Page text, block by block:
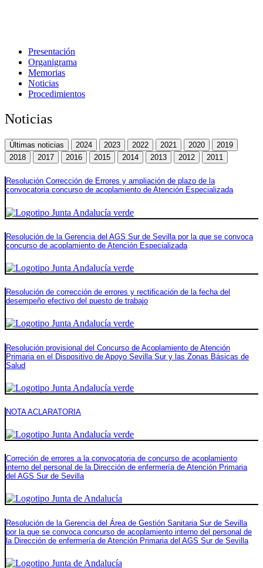
Presentación
Organigrama
Memorias
Noticias
Procedimientos
Noticias
Últimas noticias 2024 2023 2022 2021 2020
2019
2018
2017 2016 2015 2014 2013 2012 2011
Resolución Corrección de Errores y ampliación de plazo de la
convocatoria concurso de acoplamiento de Atención Especializada
Resolución de la Gerencia del AGS Sur de Sevilla por la que se convoca
concurso de acoplamiento de Atención Especializada
Resolución de corrección de errores y rectificación de la fecha del
desempeño efectivo del puesto de trabajo
Resolución provisional del Concurso de Acoplamiento de Atención
Primaria en el Dispositivo de Apoyo Sevilla Sur y las Zonas Básicas de
Salud
NOTA ACLARATORIA
Correción de errores a la convocatoria de concurso de acoplamiento
interno del personal de la Dirección de enfermería de Atención Primaria
del AGS Sur de Sevilla
Resolución de la Gerencia del Área de Gestión Sanitaria Sur de Sevilla
por la que se convoca concurso de acoplamiento interno del personal de
la Dirección de enfermería de Atención Primaria del AGS Sur de Sevilla